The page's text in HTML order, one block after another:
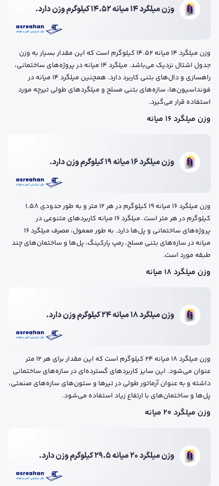
وزن میلگرد 14 میانه 14.52 کیلوگرم است که این مقدار بسیار به وزن
جدول اشتال نزدیک می‌باشد. میلگرد ۱۴ میانه در پروژه‌های ساختمانی،
راهسازی و دال‌های بتنی کاربرد دارد. همچنین میلگرد ۱۴ میانه در
فونداسیون‌ها، سازه‌های بتنی مسلح و میلگردهای طولی تیرچه مورد
استفاده قرار می‌گیرد.
وزن میلگرد ۱۶ میانه
وزن میلگرد ۱۶ میانه ۱۹ کیلوگرم در هر ۱۲ متر و به طور حدودی 1.58
کیلوگرم در هر متر است. میلگرد ۱۶ میانه کاربردهای متنوعی در
پروژه‌های ساختمانی و پل‌ها دارد. به طور معمول، مصرف میلگرد ۱۶
میانه در سازه‌های بتنی مسلح، رمپ پارکینگ، پل‌ها و ساختمان‌های چند
طبقه مورد است.
وزن میلگرد ۱۸ میانه
وزن میلگرد ۱۸ میانه ۲۴ کیلوگرم است که این مقدار برای هر ۱۲ متر
عنوان می‌شود. این سایز کاربردهای گسترده‌ای در سازه‌های ساختمانی
داشته و به عنوان آرماتور طولی در تیرها و ستون‌های سازه‌های صنعتی،
پل‌ها و ساختمان‌های با ارتفاع زیاد استفاده می‌شود.
وزن میلگرد ۲۰ میانه